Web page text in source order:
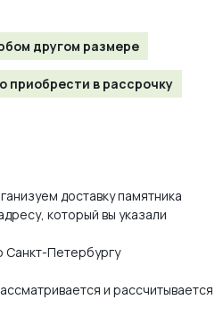
другом размере
в рассрочку
доставку памятника
который вы указали
Санкт-Петербургу
и рассчитывается